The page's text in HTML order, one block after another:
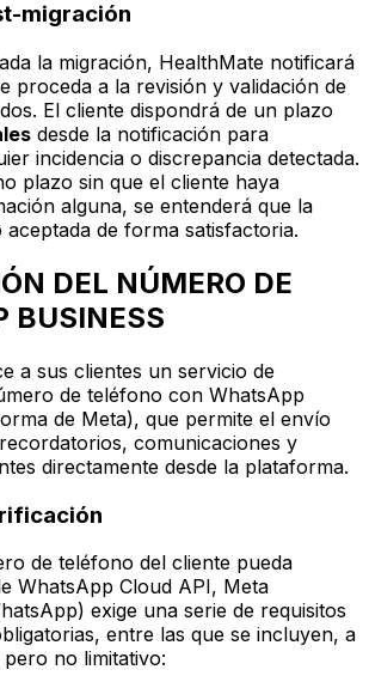
migración
la migración, HealthMate notificará
proceda a la revisión y validación de
El cliente dispondrá de un plazo
desde la notificación para
incidencia o discrepancia detectada.
plazo sin que el cliente haya
alguna, se entenderá que la
aceptada de forma satisfactoria.
DEL NÚMERO DE
BUSINESS
a sus clientes un servicio de
de teléfono con WhatsApp
de Meta), que permite el envío
comunicaciones y
directamente desde la plataforma.
de teléfono del cliente pueda
WhatsApp Cloud API, Meta
exige una serie de requisitos
entre las que se incluyen, a
no limitativo: